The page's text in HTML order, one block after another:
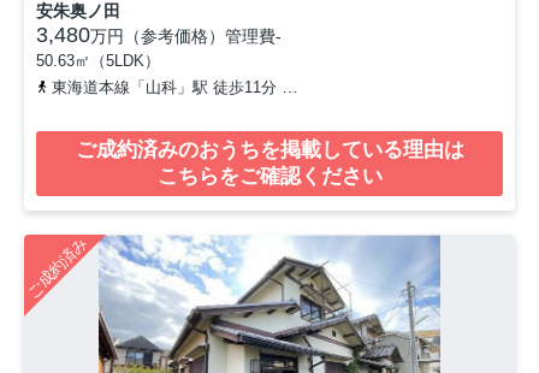
安朱奥ノ田
3,480万円（参考価格） 管理費-
50.63㎡（5LDK）
東海道本線「山科」駅 徒歩11分
ご成約済みのおうちを掲載している理由は
こちらをご確認ください
ご成約済み